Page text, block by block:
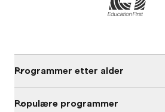
Programmer etter alder
Populære programmer